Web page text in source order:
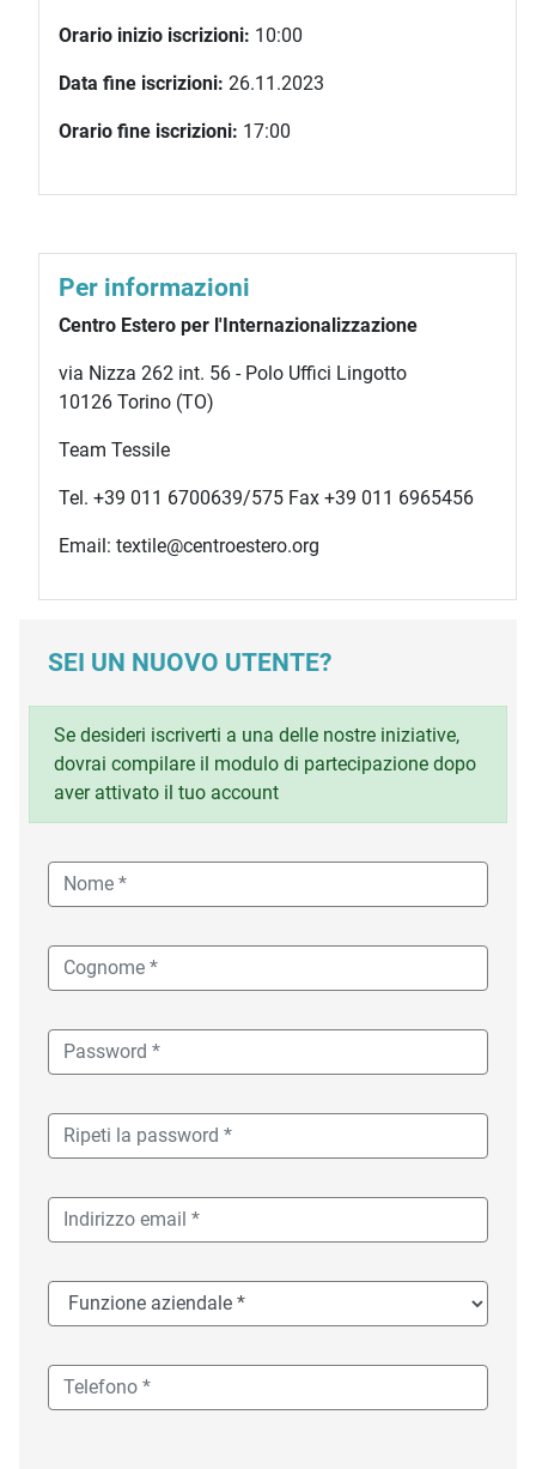
Orario inizio iscrizioni: 10:00
Data fine iscrizioni: 26.11.2023
Orario fine iscrizioni: 17:00
Per informazioni
Centro Estero per l'Internazionalizzazione
via Nizza 262 int. 56 - Polo Uffici Lingotto
10126 Torino (TO)
Team Tessile
Tel. +39 011 6700639/575 Fax +39 011 6965456
Email: textile@centroestero.org
SEI UN NUOVO UTENTE?
Se desideri iscriverti a una delle nostre iniziative,
dovrai compilare il modulo di partecipazione dopo
aver attivato il tuo account